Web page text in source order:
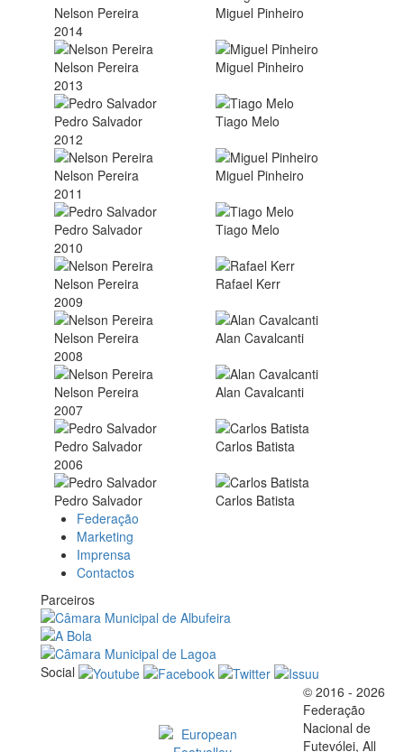
Nelson Pereira
Miguel Pinheiro
2014
Nelson Pereira
Miguel Pinheiro
2013
Pedro Salvador
Tiago Melo
2012
Nelson Pereira
Miguel Pinheiro
2011
Pedro Salvador
Tiago Melo
2010
Nelson Pereira
Rafael Kerr
2009
Nelson Pereira
Alan Cavalcanti
2008
Nelson Pereira
Alan Cavalcanti
2007
Pedro Salvador
Carlos Batista
2006
Pedro Salvador
Carlos Batista
Federação
Marketing
Imprensa
Contactos
Parceiros
Social
© 2016 - 2026
Federação
Nacional de
Futevólei, All